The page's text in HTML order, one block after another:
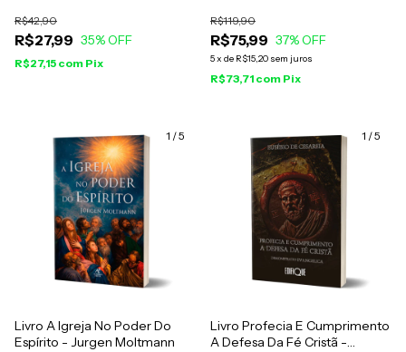
R$27,99
R$42,90
35% OFF
R$27,15 com Pix
Cesareia
R$75,99
R$119,90
37% OFF
5x de R$15,20 sem juros
R$73,71 com Pix
1 /5
Livro A Igreja No Poder Do
Espírito - Jurgen Moltmann
1 /5
Livro Profecia E Cumprimento
A Defesa Da Fé Cristã -